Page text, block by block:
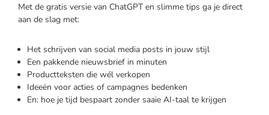
Met de gratis versie van ChatGPT en slimme tips ga je direct
aan de slag met:
Het schrijven van social media posts in jouw stijl
Een pakkende nieuwsbrief in minuten
Productteksten die wél verkopen
Ideeën voor acties of campagnes bedenken
En: hoe je tijd bespaart zonder saaie AI-taal te krijgen